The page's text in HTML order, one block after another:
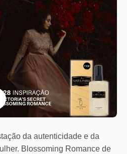
Clique para ampliar
da autenticidade e da
Blossoming Romance de